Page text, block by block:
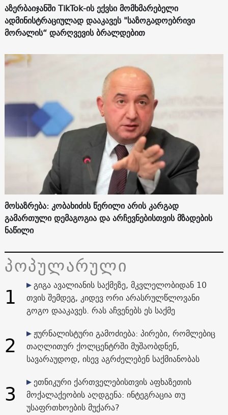
აზერბაიჯანში TikTok-ის ექვსი მომხმარებელი
ადმინისტრაციულად დააკავეს "საზოგადოებრივი
მორალის“ დარღვევის ბრალდებით
მოსაზრება: კობახიძის წერილი არის კარგად
გამართული დემაგოგია და არჩევნებისთვის მზადების
ნაწილი
პოპულარული
1
გიგა ავალიანის საქმეზე, მკვლელობიდან 10
თვის შემდეგ, კიდევ ორი არასრულწლოვანი
გოგო დააკავეს. რას აჩვენებს ეს საქმე
2
ჟურნალისტური გამოძიება: პირები, რომლებიც
თაღლითურ ქოლცენტრში მუშაობდნენ,
სავარაუდოდ, ისევ აგრძელებენ საქმიანობას
3
ეთნიკური ქართველებისთვის აფხაზეთის
მოქალაქეობის აღდგენა: ინტეგრაცია თუ
უსაფრთხოების მუქარა?